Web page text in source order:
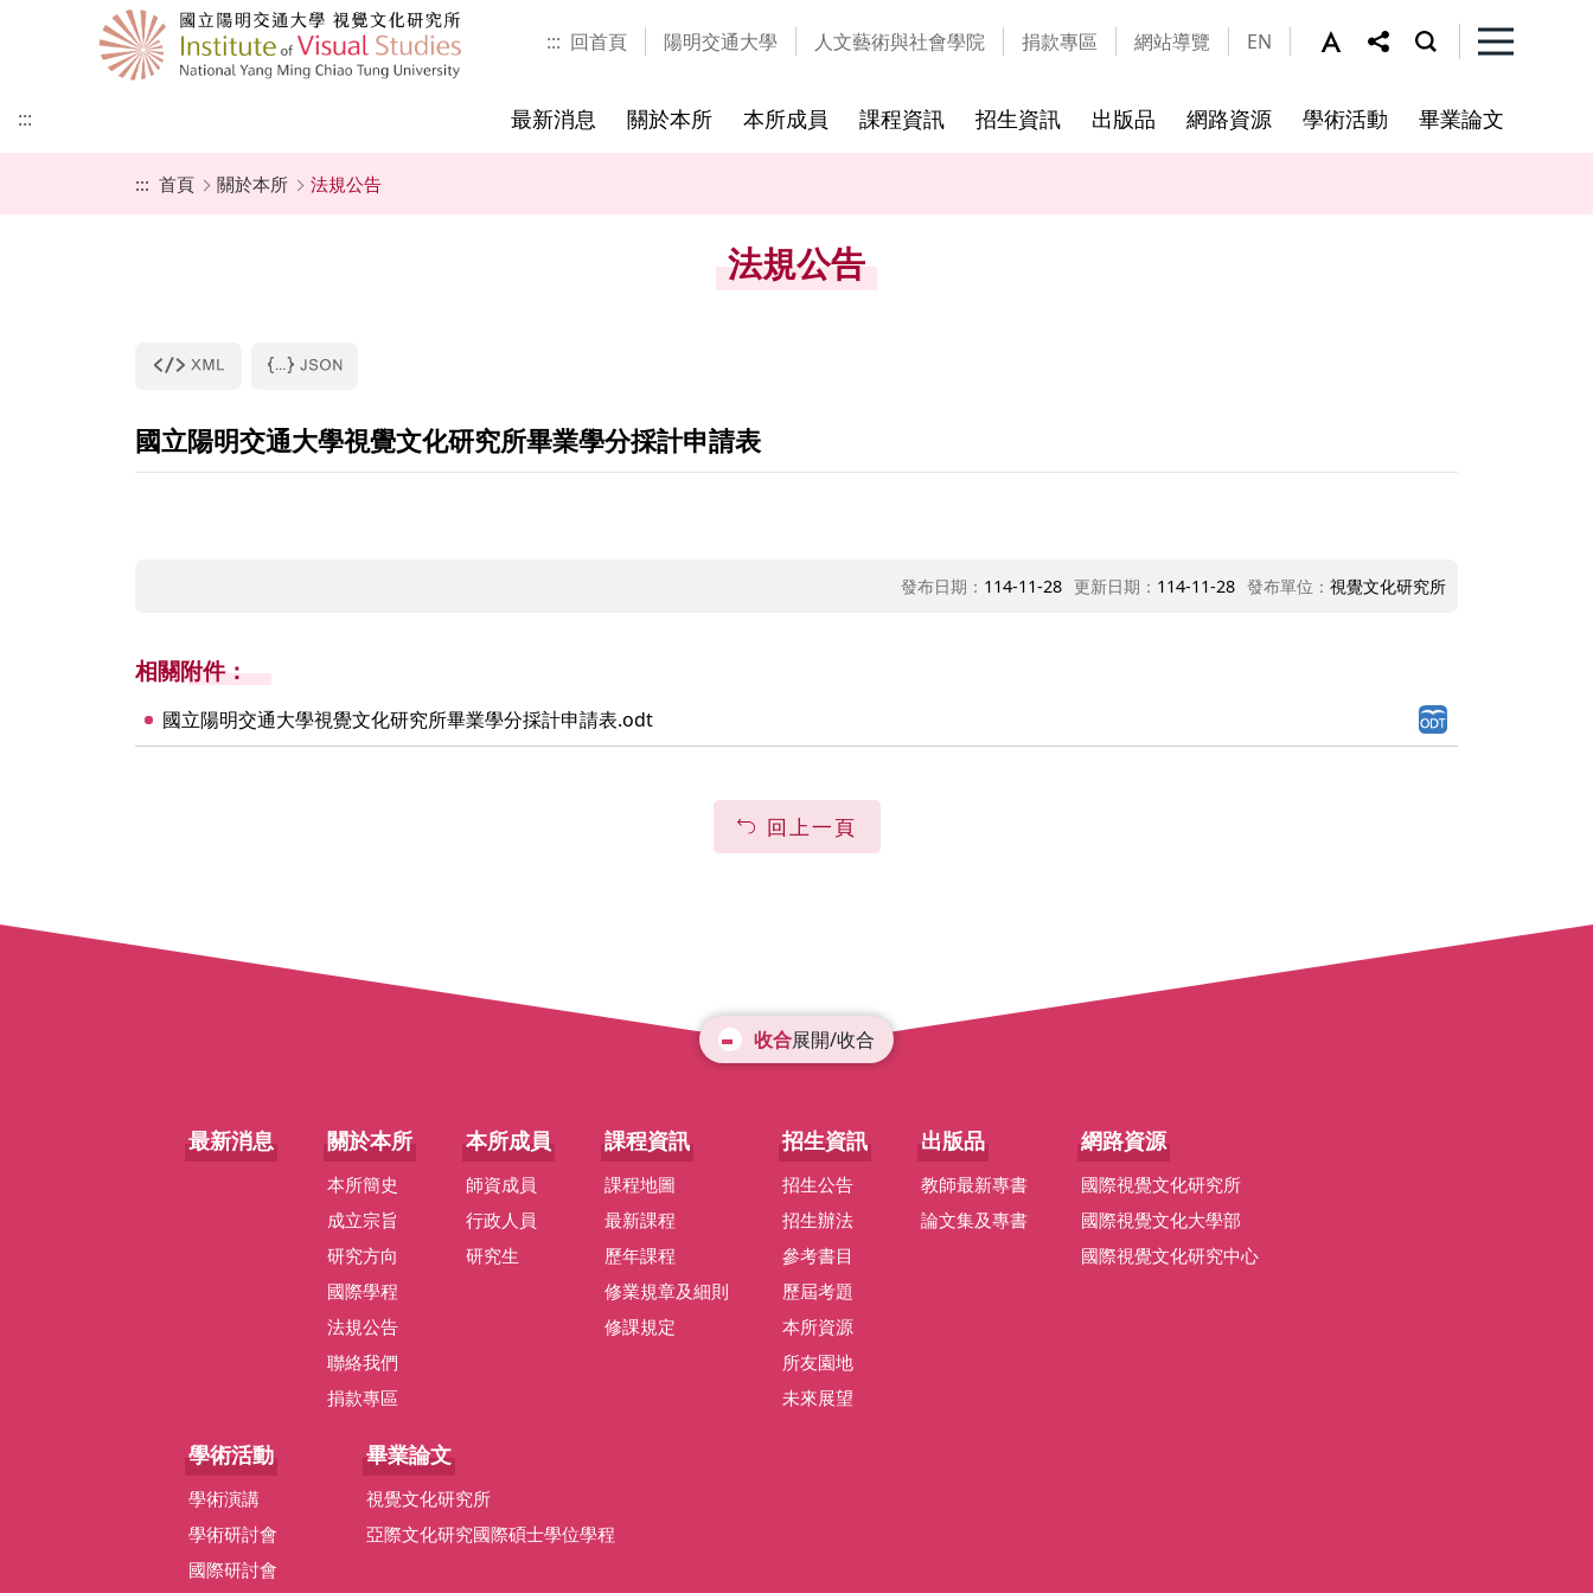
::: 回首頁 陽明交通大學 人文藝術與社會學院 捐款專區 網站導覽 EN
::: 最新消息 關於本所
成立宗旨
本所成員
行政人員
課程資訊
最新課程
招生資訊
招生辦法
未來展望
出版品
教師最新專書 論文集及專書
網路資源
國際視覺文化研究所 國際視覺文化大學部
學術活動
學術研討會
畢業論文
視覺文化研究所
亞際文化研究國際碩士學位
::: 首頁 關於本所 法規公告
法規公告
國立陽明交通大學視覺文化研究所畢業學分採計申請表
發布日期： 114-11-28 更新日期： 114-11-28 發布單位： 視覺文化研究所
相關附件：
國立陽明交通大學視覺文化研究所畢業學分採計申請表.odt
回上一頁
展開/收合
最新消息 關於本所
本所簡史
成立宗旨
研究方向
國際學程
法規公告
聯絡我們
捐款專區
本所成員
師資成員
行政人員
研究生
課程資訊
課程地圖
最新課程
歷年課程
修業規章及細則
修課規定
招生資訊
招生公告
招生辦法
參考書目
歷屆考題
本所資源
所友園地
未來展望
出版品
教師最新專書
論文集及專書
網路資源
國際視覺文化研究所
國際視覺文化大學部
國際視覺文化研究中心
學術活動
學術演講
學術研討會
國際研討會
畢業論文
視覺文化研究所
亞際文化研究國際碩士學位學程